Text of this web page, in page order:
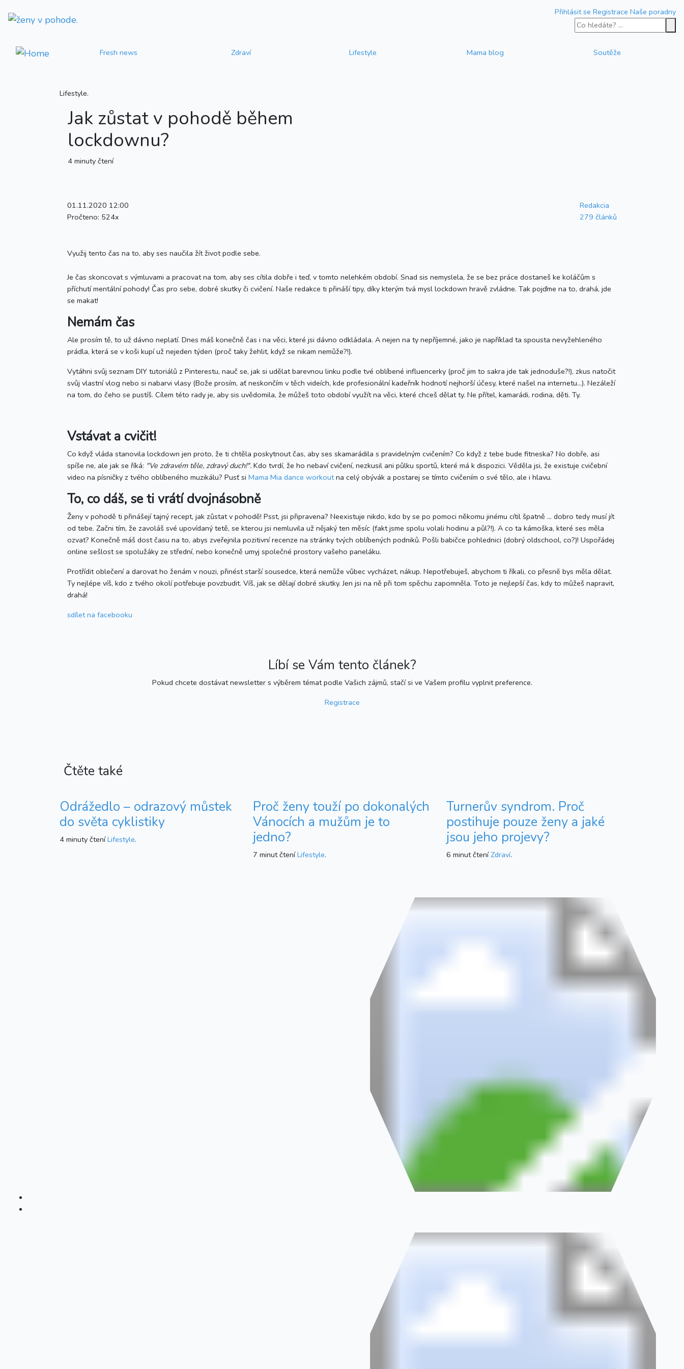
Přihlásit se Registrace Naše poradny
Fresh news Zdraví Lifestyle Mama blog Soutěže
Lifestyle.
Jak zůstat v pohodě během
lockdownu?
4 minuty čtení
01.11.2020 12:00
Pročteno: 524x
Redakcia
279 článků
Využij tento čas na to, aby ses naučila žít život podle sebe.
Je čas skoncovat s výmluvami a pracovat na tom, aby ses cítila dobře i teď, v tomto nelehkém období. Snad sis nemyslela, že se bez práce dostaneš ke koláčům s
příchutí mentální pohody! Čas pro sebe, dobré skutky či cvičení. Naše redakce ti přináší tipy, díky kterým tvá mysl lockdown hravě zvládne. Tak pojďme na to, drahá, jde
se makat!
Nemám čas
Ale prosím tě, to už dávno neplatí. Dnes máš konečně čas i na věci, které jsi dávno odkládala. A nejen na ty nepříjemné, jako je například ta spousta nevyžehleného
prádla, která se v koši kupí už nejeden týden (proč taky žehlit, když se nikam nemůže?!).
Vytáhni svůj seznam DIY tutoriálů z Pinterestu, nauč se, jak si udělat barevnou linku podle tvé oblíbené influencerky (proč jim to sakra jde tak jednoduše?!), zkus natočit
svůj vlastní vlog nebo si nabarvi vlasy (Bože prosím, ať neskončím v těch videích, kde profesionální kadeřník hodnotí nejhorší účesy, které našel na internetu...). Nezáleží
na tom, do čeho se pustíš. Cílem této rady je, aby sis uvědomila, že můžeš toto období využít na věci, které chceš dělat ty. Ne přítel, kamarádi, rodina, děti. Ty.
Vstávat a cvičit!
Co když vláda stanovila lockdown jen proto, že ti chtěla poskytnout čas, aby ses skamarádila s pravidelným cvičením? Co když z tebe bude fitneska? No dobře, asi
spíše ne, ale jak se říká: "Ve zdravém těle, zdravý duch!". Kdo tvrdí, že ho nebaví cvičení, nezkusil ani půlku sportů, které má k dispozici. Věděla jsi, že existuje cvičební
video na písničky z tvého oblíbeného muzikálu? Pusť si Mama Mia dance workoutna celý obývák a postarej se tímto cvičením o své tělo, ale i hlavu.
To, co dáš, se ti vrátí dvojnásobně
Ženy v pohodě ti přinášejí tajný recept, jak zůstat v pohodě! Psst, jsi připravena? Neexistuje nikdo, kdo by se po pomoci někomu jinému cítil špatně ... dobro tedy musí jít
od tebe. Začni tím, že zavoláš své upovídaný tetě, se kterou jsi nemluvila už nějaký ten měsíc (fakt jsme spolu volali hodinu a půl?!). A co ta kámoška, které ses měla
ozvat? Konečně máš dost času na to, abys zveřejnila pozitivní recenze na stránky tvých oblíbených podniků. Pošli babičce pohlednici (dobrý oldschool, co?)! Uspořádej
online sešlost se spolužáky ze střední, nebo konečně umyj společné prostory vašeho paneláku.
Protřídit oblečení a darovat ho ženám v nouzi, přinést starší sousedce, která nemůže vůbec vycházet, nákup. Nepotřebuješ, abychom ti říkali, co přesně bys měla dělat.
Ty nejlépe víš, kdo z tvého okolí potřebuje povzbudit. Víš, jak se dělají dobré skutky. Jen jsi na ně při tom spěchu zapomněla. Toto je nejlepší čas, kdy to můžeš napravit,
drahá!
sdíletna facebooku
Líbí se Vám tento článek?
Pokud chcete dostávat newsletter s výběrem témat podle Vašich zájmů, stačí si ve Vašem profilu vyplnit preference.
Registrace
Čtěte také
Odrážedlo – odrazový můstek
do světa cyklistiky
4 minuty čtení Lifestyle.
Proč ženy touží po dokonalých
Vánocích a mužům je to
jedno?
7 minut čtení Lifestyle.
Turnerův syndrom. Proč
postihuje pouze ženy a jaké
jsou jeho projevy?
6 minut čtení Zdraví.